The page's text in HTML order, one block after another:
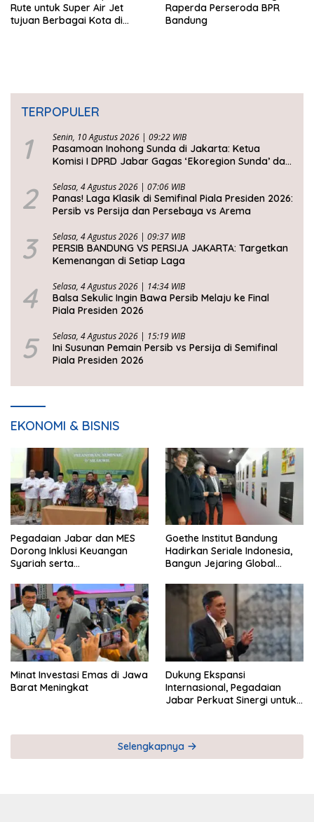
Rute untuk Super Air Jet
tujuan Berbagai Kota di
Raperda Perseroda BPR
Bandung
TERPOPULER
1 Senin, 10 Agustus 2026 | 09:22 WIB
Pasamoan Inohong Sunda di Jakarta: Ketua
Komisi I DPRD Jabar Gagas ‘Ekoregion Sunda’ dan
2 Selasa, 4 Agustus 2026 | 07:06 WIB
Panas! Laga Klasik di Semifinal Piala Presiden 2026:
Persib vs Persija dan Persebaya vs Arema
3 Selasa, 4 Agustus 2026 | 09:37 WIB
PERSIB BANDUNG VS PERSIJA JAKARTA: Targetkan
Kemenangan di Setiap Laga
4 Selasa, 4 Agustus 2026 | 14:34 WIB
Balsa Sekulic Ingin Bawa Persib Melaju ke Final
Piala Presiden 2026
5 Selasa, 4 Agustus 2026 | 15:19 WIB
Ini Susunan Pemain Persib vs Persija di Semifinal
Piala Presiden 2026
EKONOMI & BISNIS
Pegadaian Jabar dan MES
Dorong Inklusi Keuangan
Syariah serta
Goethe Institut Bandung
Hadirkan Seriale Indonesia,
Bangun Jejaring Global
Minat Investasi Emas di Jawa
Barat Meningkat
Dukung Ekspansi
Internasional, Pegadaian
Jabar Perkuat Sinergi untuk
Selengkapnya